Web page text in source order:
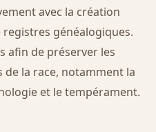
avec la création
généalogiques.
afin de préserver les
la race, notamment la
et le tempérament.